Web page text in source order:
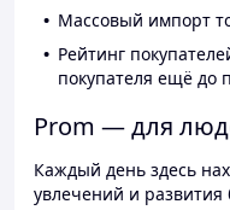
Массовый импорт
Рейтинг
покупателя ещё до
Prom — для
Каждый день здесь
увлечений и